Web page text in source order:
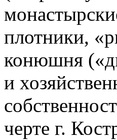
плотники,
конюшня
и
черте г.